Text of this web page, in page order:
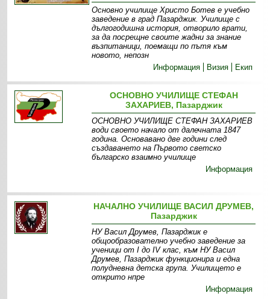
Основно училище Христо Ботев е учебно
заведение в град Пазарджик. Училище с
дългогодишна история, отворило врати,
за да посрещне своите жадни за знание
възпитаници, поемащи по пътя към
новото, непозн
Информация
Визия Екип
ОСНОВНО УЧИЛИЩЕ СТЕФАН
ЗАХАРИЕВ, Пазарджик
ОСНОВНО УЧИЛИЩЕ СТЕФАН ЗАХАРИЕВ
води своето начало от далечната 1847
година. Основавано две години след
създаването на Първото светско
българско взаимно училище
Информация
НАЧАЛНО УЧИЛИЩЕ ВАСИЛ ДРУМЕВ,
Пазарджик
НУ Васил Друмев, Пазарджик е
общообразователно учебно заведение за
ученици от I до IV клас, към НУ Васил
Друмев, Пазарджик функционира и една
полудневна детска група. Училището е
открито нпре
Информация